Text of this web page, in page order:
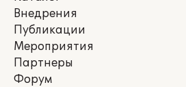
Внедрения
Публикации
Мероприятия
Партнеры
Форум